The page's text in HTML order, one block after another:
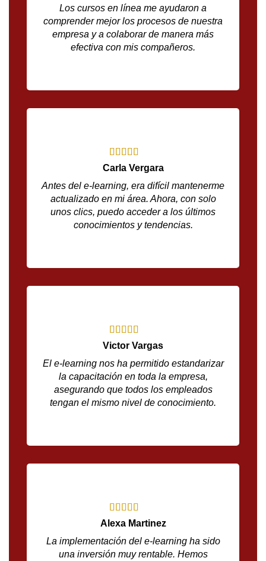
Los cursos en línea me ayudaron a
comprender mejor los procesos de nuestra
empresa y a colaborar de manera más
efectiva con mis compañeros.
Carla Vergara
Antes del e-learning, era difícil mantenerme
actualizado en mi área. Ahora, con solo
unos clics, puedo acceder a los últimos
conocimientos y tendencias.
Victor Vargas
El e-learning nos ha permitido estandarizar
la capacitación en toda la empresa,
asegurando que todos los empleados
tengan el mismo nivel de conocimiento.
Alexa Martinez
La implementación del e-learning ha sido
una inversión muy rentable. Hemos